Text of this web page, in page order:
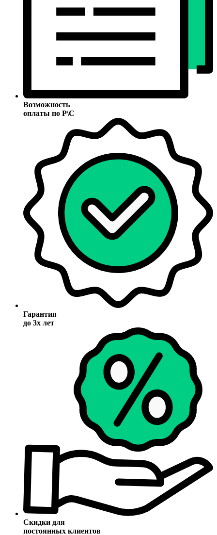
Возможность
оплаты по Р\С
Гарантия
до 3х лет
Скидки для
постоянных клиентов